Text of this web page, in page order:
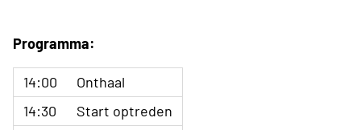
Programma:
14:00
Onthaal
14:30
Start optreden